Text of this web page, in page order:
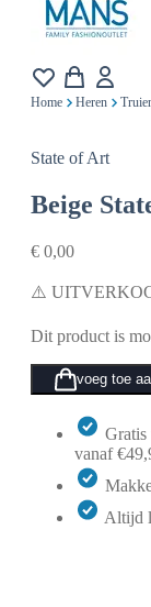
Home Heren
State of Art
Beige
€ 0,00
⚠️
Dit product is
voeg toe
Gratis
vanaf
Altijd